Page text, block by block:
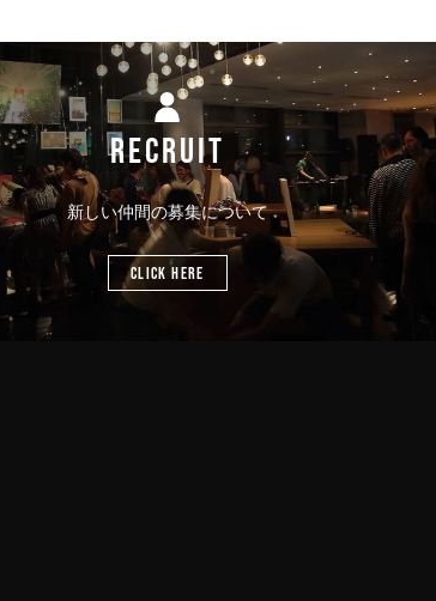
RECRUIT
新しい仲間の募集について
CLICK HERE